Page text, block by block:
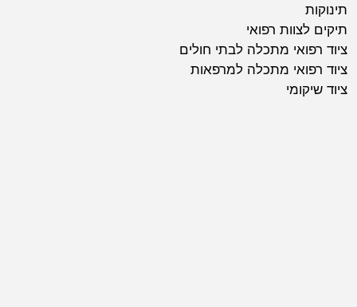
תינוקות
תיקים לצוות רפואי
ציוד רפואי מתכלה לבתי חולים
ציוד רפואי מתכלה למרפאות
ציוד שיקומי